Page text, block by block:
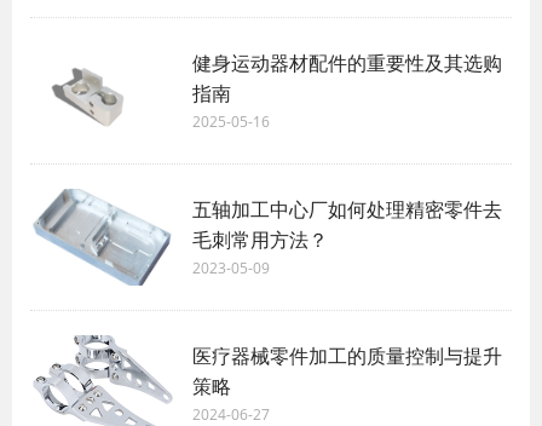
健身运动器材配件的重要性及其选购
指南
2025-05-16
五轴加工中心厂如何处理精密零件去
毛刺常用方法？
2023-05-09
医疗器械零件加工的质量控制与提升
策略
2024-06-27